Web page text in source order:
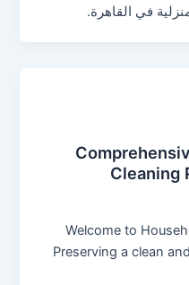
في القاهرة.
Cleaning
Welcome to
Preserving a clean